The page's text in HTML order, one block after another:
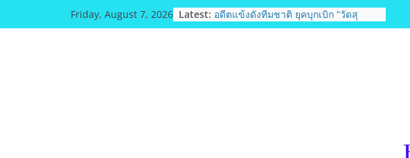
to
Friday, August 7, 2026 Latest: อดีตแข้งดังทีมชาติ ยุคบุกเบิก “วัดสุ
ทธิฯ”รวมพลงาน “สิงห์สะพานปลา” คืน